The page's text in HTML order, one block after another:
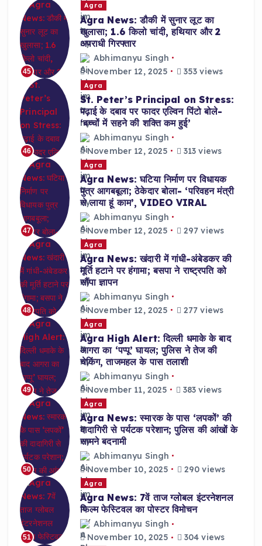
45
Agra
Agra News: डौकी में सुनार लूट का
खुलासा; 1.6 किलो चांदी, हथियार और 2
अपराधी गिरफ्तार
Abhimanyu Singh
November 12, 2025
353 views
46
Agra
St. Peter’s Principal on Stress:
पढ़ाई के दबाव पर फादर एल्विन पिंटो बोले-
‘बच्चों में सहने की शक्ति कम हुई’
Abhimanyu Singh
November 12, 2025
313 views
47
Agra
Agra News: घटिया निर्माण पर विधायक
पुत्र आगबबूला; ठेकेदार बोला- ‘परिवहन मंत्री
से लाया हूं काम’, VIDEO VIRAL
Abhimanyu Singh
November 12, 2025
297 views
48
Agra
Agra News: खंदारी में गांधी-अंबेडकर की
मूर्ति हटाने पर हंगामा; बसपा ने राष्ट्रपति को
सौंपा ज्ञापन
Abhimanyu Singh
November 12, 2025
277 views
49
Agra
Agra High Alert: दिल्ली धमाके के बाद
आगरा का ‘पप्पू’ घायल; पुलिस ने तेज की
चेकिंग, ताजमहल के पास तलाशी
Abhimanyu Singh
November 11, 2025
383 views
50
Agra
Agra News: स्मारक के पास ‘लपकों’ की
दादागिरी से पर्यटक परेशान; पुलिस की आंखों के
सामने बदनामी
Abhimanyu Singh
November 10, 2025
290 views
51
Agra
Agra News: 7वें ताज ग्लोबल इंटरनेशनल
फिल्म फेस्टिवल का पोस्टर विमोचन
Abhimanyu Singh
November 10, 2025
304 views